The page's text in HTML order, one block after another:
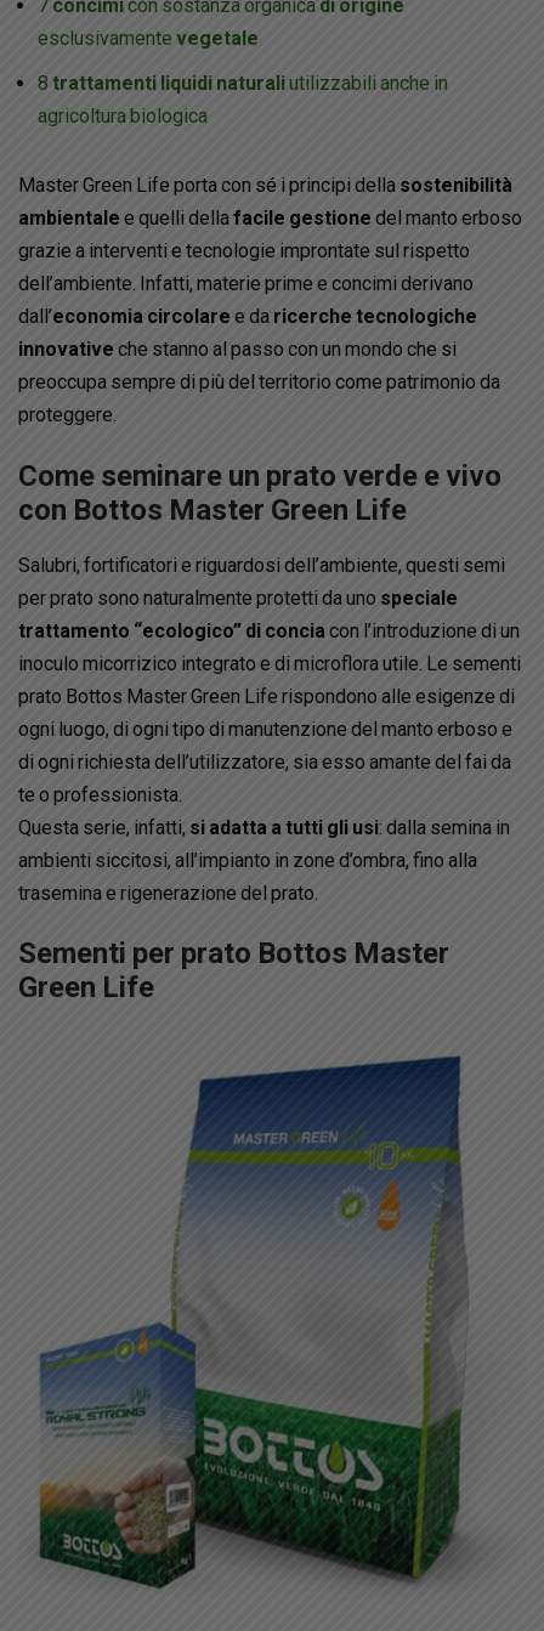
7 concimi con sostanza organica di origine
esclusivamente vegetale
8 trattamenti liquidi naturaliutilizzabili anche in
agricoltura biologica
Master Green Life porta con sé i principi della sostenibilità
ambientale e quelli dellafacile gestione del manto erboso
grazie a interventi e tecnologie improntate sul rispetto
dell’ambiente. Infatti, materie prime e concimi derivano
dall’economia circolare e da ricerche tecnologiche
innovative che stanno al passo con un mondo che si
preoccupa sempre di più del territorio come patrimonio da
proteggere.
Come seminare un prato verde e vivo
con Bottos Master Green Life
Salubri, fortificatori e riguardosi dell’ambiente, questi semi
per prato sono naturalmente protetti da uno speciale
trattamento “ecologico” di concia con l’introduzione di un
inoculo micorrizico integrato e di microflora utile. Le sementi
prato Bottos Master Green Life rispondono alle esigenze di
ogni luogo, di ogni tipo di manutenzione del manto erboso e
di ogni richiesta dell’utilizzatore, sia esso amante del fai da
te o professionista.
Questa serie, infatti, si adatta a tutti gli usi: dalla semina in
ambienti siccitosi, all’impianto in zone d’ombra, fino alla
trasemina e rigenerazione del prato.
Sementi per prato Bottos Master
Green Life